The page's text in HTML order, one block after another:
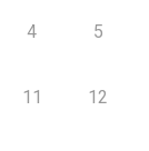
4 5
11 12